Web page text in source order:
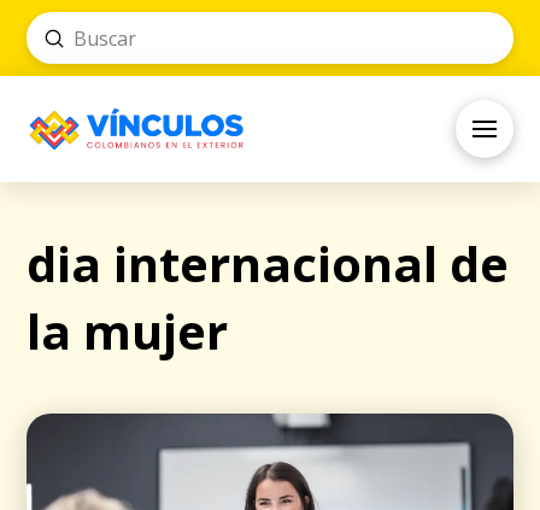
Search
Submit
dia internacional de
la mujer